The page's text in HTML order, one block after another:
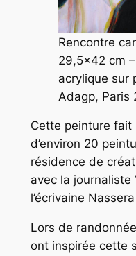
Rencontre
29,5×42 cm
acrylique sur
Adagp, Paris
Cette peinture fait
d’environ 20
résidence de
avec la journaliste
l’écrivaine
Lors de
ont inspirée cette